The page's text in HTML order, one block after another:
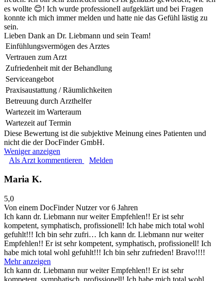
es wollte 😊! Ich wurde professionell aufgeklärt und bei Fragen
konnte ich mich immer melden und hatte nie das Gefühl lästig zu
sein.
Lieben Dank an Dr. Liebmann und sein Team!
Einfühlungsvermögen des Arztes
Vertrauen zum Arzt
Zufriedenheit mit der Behandlung
Serviceangebot
Praxisaustattung / Räumlichkeiten
Betreuung durch Arzthelfer
Wartezeit im Warteraum
Wartezeit auf Termin
Diese Bewertung ist die subjektive Meinung eines Patienten und
nicht die der DocFinder GmbH.
Weniger anzeigen
Als Arzt kommentieren
Melden
Maria K.
5,0
Von einem DocFinder Nutzervor 6 Jahren
Ich kann dr. Liebmann nur weiter Empfehlen!! Er ist sehr
kompetent, symphatisch, profissionell! Ich habe mich total wohl
gefuhlt!!! Ich bin sehr zufri… Ich kann dr. Liebmann nur weiter
Empfehlen!! Er ist sehr kompetent, symphatisch, profissionell! Ich
habe mich total wohl gefuhlt!!! Ich bin sehr zufrieden! Bravo!!!!
Mehr anzeigen
Ich kann dr. Liebmann nur weiter Empfehlen!! Er ist sehr
kompetent, symphatisch, profissionell! Ich habe mich total wohl